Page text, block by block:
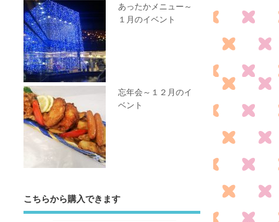
あったかメニュー～
１月のイベント
忘年会～１２月のイ
ベント
こちらから購入できます